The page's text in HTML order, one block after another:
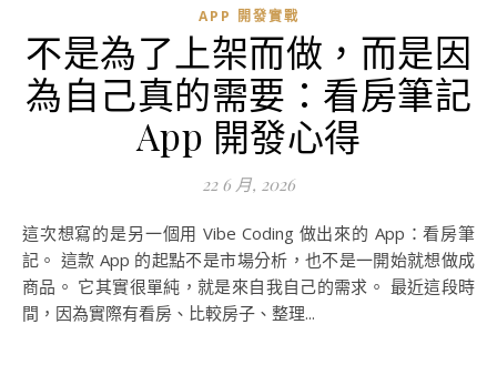
APP 開發實戰
不是為了上架而做，而是因
為自己真的需要：看房筆記
App 開發心得
22 6 月, 2026
這次想寫的是另一個用 Vibe Coding 做出來的 App：看房筆
記。 這款 App 的起點不是市場分析，也不是一開始就想做成
商品。 它其實很單純，就是來自我自己的需求。 最近這段時
間，因為實際有看房、比較房子、整理...